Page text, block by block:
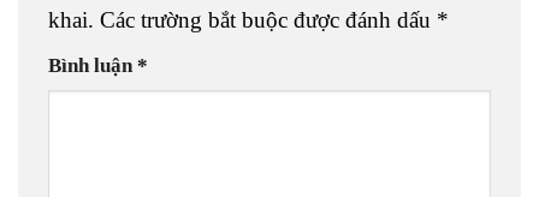
khai. Các trường bắt buộc được đánh dấu *
Bình luận*